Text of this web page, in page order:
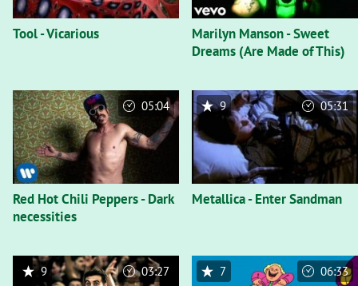
Tool - Vicarious
Marilyn Manson - Sweet
Dreams (Are Made of This)
Red Hot Chili Peppers - Dark
necessities
05:04
Metallica - Enter Sandman
9 05:31
9 03:27 7 06:33